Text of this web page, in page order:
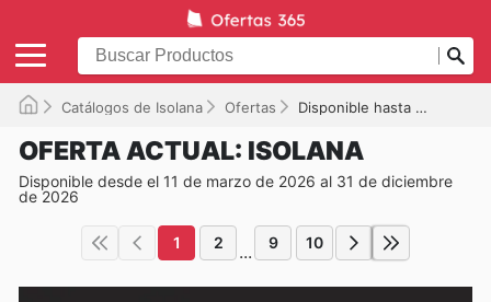
Catálogos de Isolana Ofertas Disponible hasta el 31/12/2026
OFERTA ACTUAL: ISOLANA
Disponible desde el 11 de marzo de 2026 al 31 de diciembre
de 2026
1 2 ... 9 10